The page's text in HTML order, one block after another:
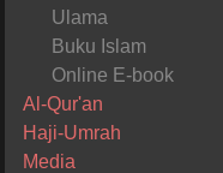
Ulama
Buku Islam
Online E-book
Al-Qur'an
Haji-Umrah
Media